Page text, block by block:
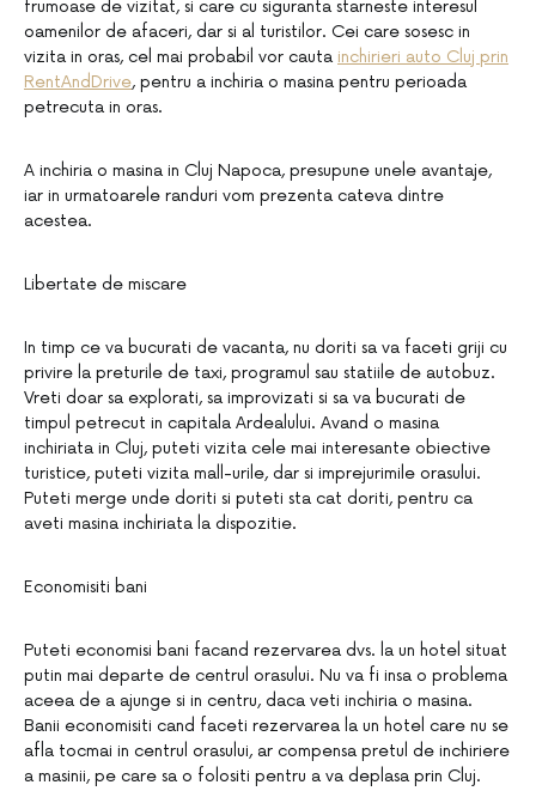
frumoase de vizitat, si care cu siguranta starneste interesul
oamenilor de afaceri, dar si al turistilor. Cei care sosesc in
vizita in oras, cel mai probabil vor cauta inchirieri auto Cluj prin
RentAndDrive, pentru a inchiria o masina pentru perioada
petrecuta in oras.
A inchiria o masina in Cluj Napoca, presupune unele avantaje,
iar in urmatoarele randuri vom prezenta cateva dintre
acestea.
Libertate de miscare
In timp ce va bucurati de vacanta, nu doriti sa va faceti griji cu
privire la preturile de taxi, programul sau statiile de autobuz.
Vreti doar sa explorati, sa improvizati si sa va bucurati de
timpul petrecut in capitala Ardealului. Avand o masina
inchiriata in Cluj, puteti vizita cele mai interesante obiective
turistice, puteti vizita mall-urile, dar si imprejurimile orasului.
Puteti merge unde doriti si puteti sta cat doriti, pentru ca
aveti masina inchiriata la dispozitie.
Economisiti bani
Puteti economisi bani facand rezervarea dvs. la un hotel situat
putin mai departe de centrul orasului. Nu va fi insa o problema
aceea de a ajunge si in centru, daca veti inchiria o masina.
Banii economisiti cand faceti rezervarea la un hotel care nu se
afla tocmai in centrul orasului, ar compensa pretul de inchiriere
a masinii, pe care sa o folositi pentru a va deplasa prin Cluj.